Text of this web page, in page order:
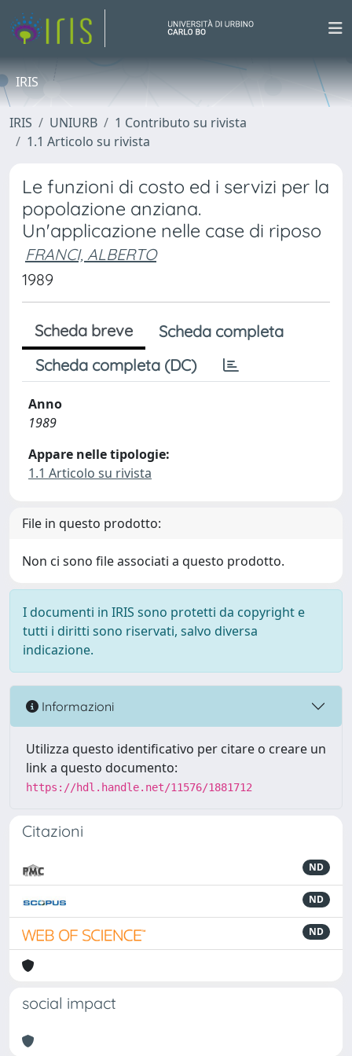
IRIS
IRIS UNIURB
1 Contributo su rivista
1.1 Articolo su rivista
Le funzioni di costo ed i servizi per la
popolazione anziana.
Un'applicazione nelle case di riposo
FRANCI, ALBERTO
1989
Scheda breve
Scheda completa
Scheda completa (DC)
Anno
1989
Appare nelle tipologie:
1.1 Articolo su rivista
File in questo prodotto:
Non ci sono file associati a questo prodotto.
I documenti in IRIS sono protetti da copyright e
tutti i diritti sono riservati, salvo diversa
indicazione.
Informazioni
Utilizza questo identificativo per citare o creare un
link a questo documento:
https://hdl.handle.net/11576/1881712
Citazioni
ND
ND
ND
social impact